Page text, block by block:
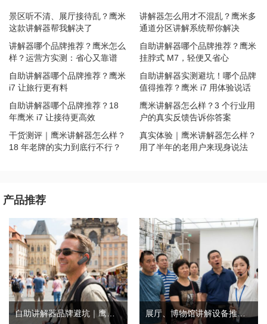
景区听不清、展厅接待乱？鹰米
这款讲解器帮我解决了
讲解器怎么用才不混乱？鹰米多
通道分区讲解系统帮你解决
讲解器哪个品牌推荐？鹰米怎么
样？运营方实测：省心又靠谱
自助讲解器哪个品牌推荐？鹰米
挂脖式 M7，轻便又省心
自助讲解器哪个品牌推荐？鹰米
i7 让旅行更有料
自助讲解器实测避坑！哪个品牌
值得推荐？鹰米 i7 用体验说话
自助讲解器哪个品牌推荐？18
年鹰米 i7 让接待更高效
鹰米讲解器怎么样？3 个行业用
户的真实反馈告诉你答案
干货测评｜鹰米讲解器怎么样？
18 年老牌的实力到底行不行？
真实体验｜鹰米讲解器怎么样？
用了半年的老用户来现身说法
产品推荐
自助讲解器品牌避坑｜鹰米自助讲解器，实测好用不踩雷 展厅、博物馆讲解设备推荐｜分区讲解系统，解决多团队接待核心痛点